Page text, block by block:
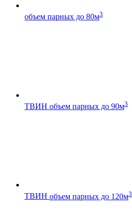
объем парных до 80м3
ТВИН объем парных до 90м3
ТВИН объем парных до 120м3